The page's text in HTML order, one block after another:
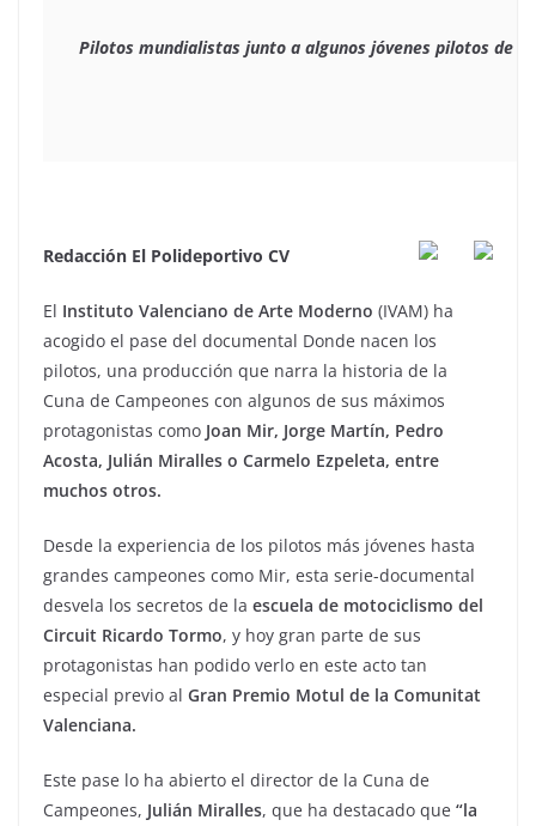
Pilotos mundialistas junto a algunos jóvenes pilotos de
Redacción El Polideportivo CV
El Instituto Valenciano de Arte Moderno (IVAM) ha
acogido el pase del documental Donde nacen los
pilotos, una producción que narra la historia de la
Cuna de Campeones con algunos de sus máximos
protagonistas como Joan Mir, Jorge Martín, Pedro
Acosta, Julián Miralles o Carmelo Ezpeleta, entre
muchos otros.
Desde la experiencia de los pilotos más jóvenes hasta
grandes campeones como Mir, esta serie-documental
desvela los secretos de la escuela de motociclismo del
Circuit Ricardo Tormo, y hoy gran parte de sus
protagonistas han podido verlo en este acto tan
especial previo al Gran Premio Motul de la Comunitat
Valenciana.
Este pase lo ha abierto el director de la Cuna de
Campeones, Julián Miralles, que ha destacado que “la